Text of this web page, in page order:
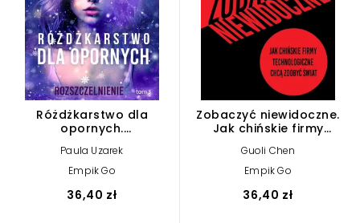
Różdżkarstwo dla
opornych.
Paula Uzarek
Empik Go
36,40 zł
Zobaczyć niewidoczne.
Jak chińskie firmy
zdobyć świat
Guoli Chen
Empik Go
36,40 zł